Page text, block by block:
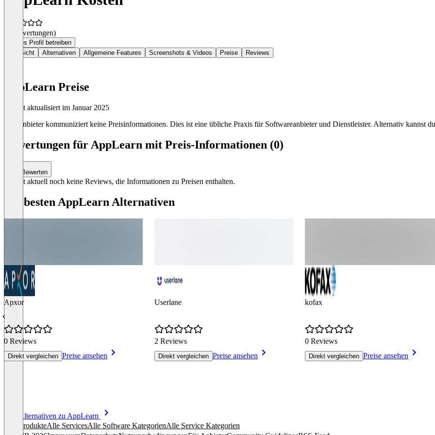
(0 Bewertungen)
Dieses Profil betreiben
Übersicht
Alternativen Allgemeine Features Screenshots & Videos Preise Reviews
AppLearn Preise
Zuletzt aktualisiert im Januar 2025
Der Anbieter kommuniziert keine Preisinformationen. Dies ist eine übliche Praxis für Softwareanbieter und Dienstleister. Alternativ kannst
Bewertungen für AppLearn mit Preis-Informationen (0)
Bewerten
Es gibt aktuell noch keine Reviews, die Informationen zu Preisen enthalten.
Die besten AppLearn Alternativen
Apxor
0 Reviews
Direkt vergleichen Preise ansehen
Userlane
2 Reviews
Direkt vergleichen Preise ansehen
kofax
0 Reviews
Direkt vergleichen Preise ansehen
Alle Alternativen zu AppLearn
Alle ProdukteAlle ServicesAlle Software KategorienAlle Service Kategorien